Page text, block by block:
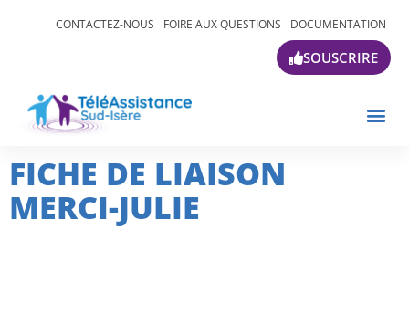
CONTACTEZ-NOUS FOIRE AUX QUESTIONS DOCUMENTATION
SOUSCRIRE
FICHE DE LIAISON
MERCI-JULIE